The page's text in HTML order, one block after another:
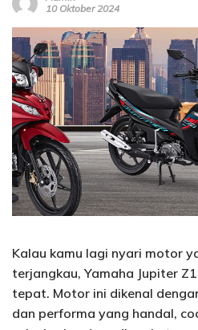
10 Oktober 2024
Kalau kamu lagi nyari motor
terjangkau, Yamaha Jupiter
tepat. Motor ini dikenal
dan performa yang handal,